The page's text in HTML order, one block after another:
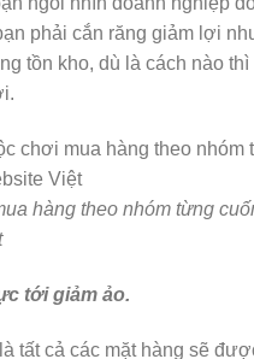
phải cắn răng giảm lợi
tồn kho, dù là cách nào
hàng theo nhóm từng
tới giảm ảo.
tất cả các mặt hàng sẽ